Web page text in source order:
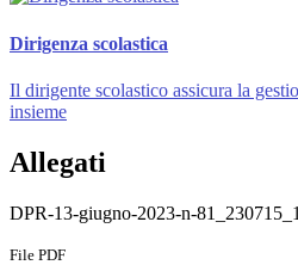
Dirigenza scolastica
Il dirigente scolastico assicura la
insieme
Allegati
DPR-13-giugno-2023-n-
File PDF